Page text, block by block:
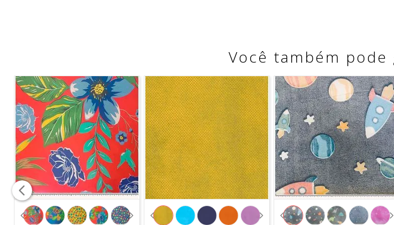
• Seque a peça em baixa temperatura e à sombra para preservar as cores vivas por mais tempo.
• Passe a ferro em temperatura de até 150ºC.
• Não lave as peças a seco.
Largura:1,50 m
Gramatura: 194 g/metro linear
Composição:100% Algodão
Você também pode